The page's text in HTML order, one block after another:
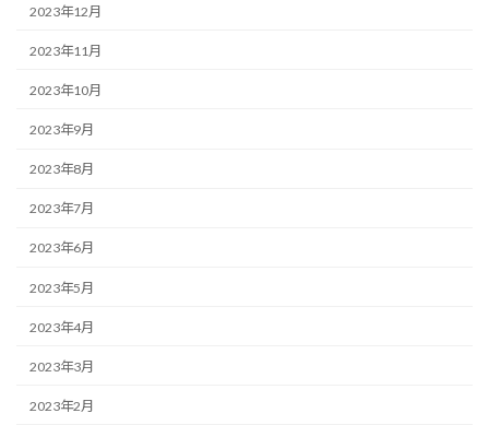
2023年12月
2023年11月
2023年10月
2023年9月
2023年8月
2023年7月
2023年6月
2023年5月
2023年4月
2023年3月
2023年2月